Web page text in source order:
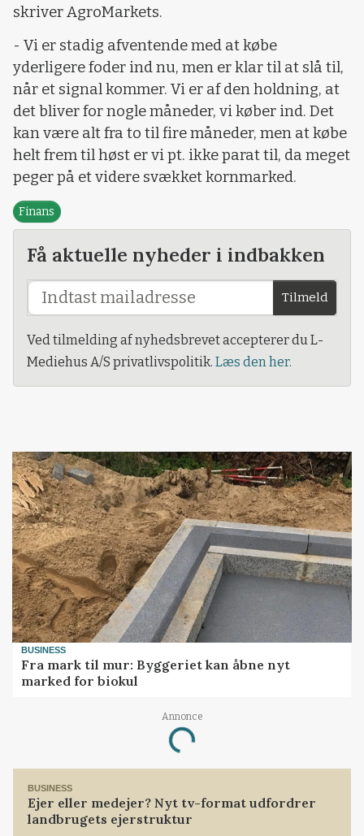
skriver AgroMarkets.
- Vi er stadig afventende med at købe
yderligere foder ind nu, men er klar til at slå til,
når et signal kommer. Vi er af den holdning, at
det bliver for nogle måneder, vi køber ind. Det
kan være alt fra to til fire måneder, men at købe
helt frem til høst er vi pt. ikke parat til, da meget
peger på et videre svækket kornmarked.
Finans
Få aktuelle nyheder i indbakken
Tilmeld
Ved tilmelding af nyhedsbrevet accepterer du L-
Mediehus A/S privatlivspolitik. Læs den her.
BUSINESS
Fra mark til mur: Byggeriet kan åbne nyt
marked for biokul
Annonce
Loading...
BUSINESS
Ejer eller medejer? Nyt tv-format udfordrer
landbrugets ejerstruktur